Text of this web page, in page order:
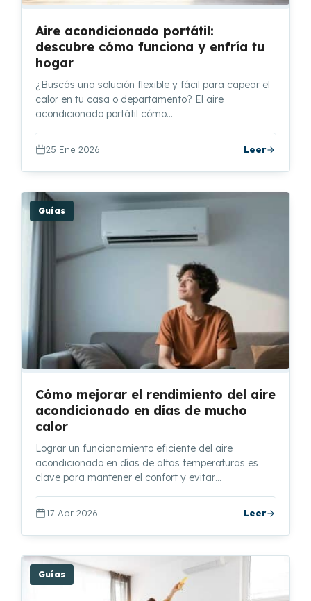
Aire acondicionado portátil:
descubre cómo funciona y enfría tu
hogar
¿Buscás una solución flexible y fácil para capear el
calor en tu casa o departamento? El aire
acondicionado portátil cómo…
25 Ene 2026 Leer
Guías
Cómo mejorar el rendimiento del aire
acondicionado en días de mucho
calor
Lograr un funcionamiento eficiente del aire
acondicionado en días de altas temperaturas es
clave para mantener el confort y evitar…
17 Abr 2026 Leer
Guías